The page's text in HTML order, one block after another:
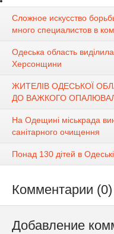
Сложное искусство
много специалистов в
Одеська область
Херсонщини
ЖИТЕЛІВ ОДЕСЬКОЇ
ДО ВАЖКОГО
На Одещині міськрада
санітарного очищення
Понад 130 дітей в
Комментарии (0)
Добавление